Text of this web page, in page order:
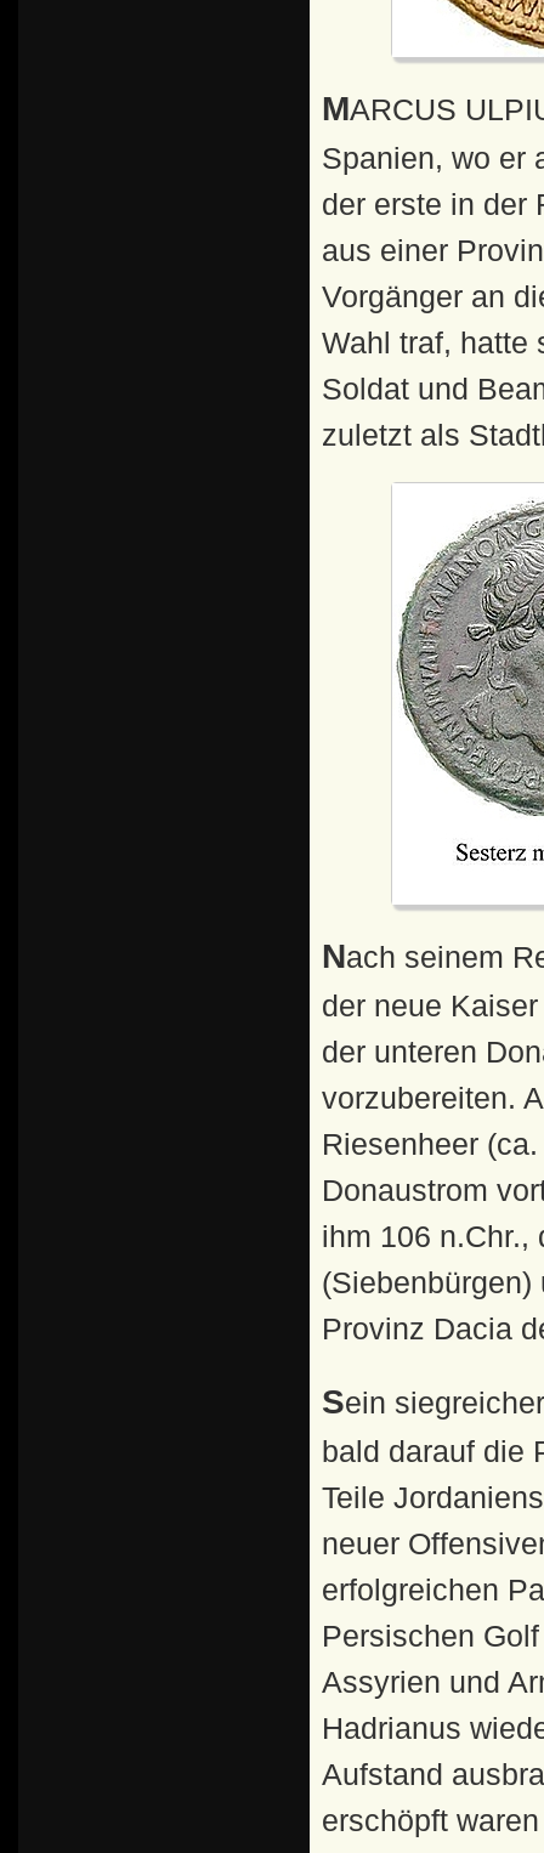
MARCUS ULPIUS TRAIANUS stammte aus Italica in
Spanien, wo er
der erste in der
aus einer
Vorgänger an
Wahl traf, hatte
Soldat und
zuletzt als
Nach seinem Regierungsantritt (27.1.98 n.Chr.) sicherte
der neue
der unteren
vorzubereiten.
Riesenheer
Donaustrom
ihm 106 n.Chr.,
Provinz Dacia
Sein siegreicher Unterfeldherr Cornelius Palma richtete
bald darauf die
Teile
neuer
erfolgreichen
Persischen
Assyrien und
Hadrianus
Aufstand
erschöpft